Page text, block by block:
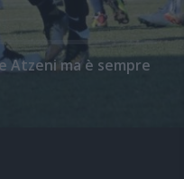
Atzeni ma è sempre